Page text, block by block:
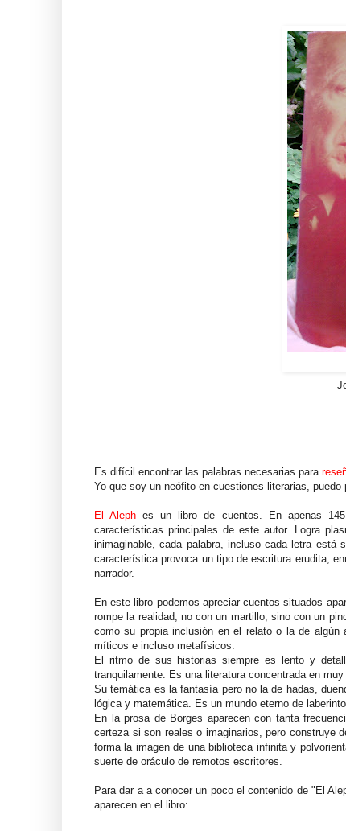
Es difícil encontrar las palabras necesarias para
Yo que soy un neófito en cuestiones literarias,
El Aleph es un libro de cuentos. En apenas
características principales de este autor. Logra
inimaginable, cada palabra, incluso cada letra
característica provoca un tipo de escritura erudita,
narrador.
En este libro podemos apreciar cuentos situados
rompe la realidad, no con un martillo, sino con un
como su propia inclusión en el relato o la de algún
míticos e incluso metafísicos.
El ritmo de sus historias siempre es lento y
tranquilamente. Es una literatura concentrada en
Su temática es la fantasía pero no la de hadas,
lógica y matemática. Es un mundo eterno de
En la prosa de Borges aparecen con tanta
certeza si son reales o imaginarios, pero construye
forma la imagen de una biblioteca infinita y
suerte de oráculo de remotos escritores.
Para dar a a conocer un poco el contenido de "El
aparecen en el libro: